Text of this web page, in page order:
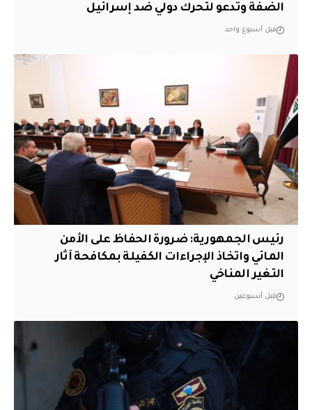
الضفة وتدعو لتحرك دولي ضد إسرائيل
قبل أسبوع واحد
رئيس الجمهورية: ضرورة الحفاظ على الأمن
المائي واتخاذ الإجراءات الكفيلة بمكافحة آثار
التغير المناخي
قبل أسبوعين